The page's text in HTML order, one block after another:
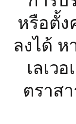
หรือตั้ง
ลงได้ ห
เลเว
ตราส